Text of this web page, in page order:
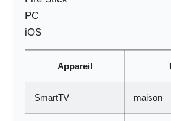
PC
iOS
Appareil
SmartTV maison